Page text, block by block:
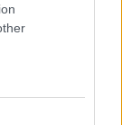
at de er